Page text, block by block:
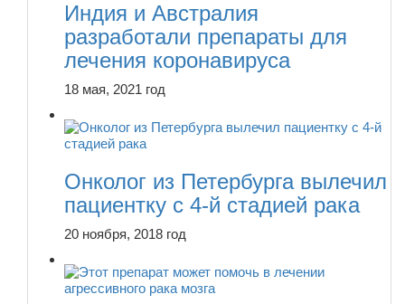
Индия и Австралия
разработали препараты для
лечения коронавируса
18 мая, 2021 год
Онколог из Петербурга вылечил
пациентку с 4-й стадией рака
20 ноября, 2018 год